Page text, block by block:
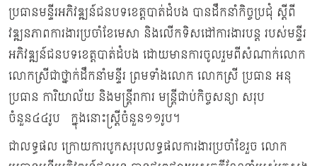
ប្រធានមន្ទីរអភិវឌ្ឍន៍ជនបទខេត្តបាត់ដំបង បានដឹកនាំកិច្ចប្រជុំ ស្តីពី
វឌ្ឍនភាពការងារប្រចាំខែមេសា និងលេីកទិសដៅការងារបន្ត របស់មន្ទីរ
អភិវឌ្ឍន៍ជនបទខេត្តបាត់ដំបង ដោយមានការចូលរួមពីសំណាក់លោក
លោកស្រីជាថ្នាក់ដឹកនាំមន្ទីរ ព្រមទាំងលោក លោកស្រី ប្រធាន អនុ
ប្រធាន ការិយាល័យ និងមន្ត្រីរាការ មន្ត្រីជាប់កិច្ចសន្យា សរុប
ចំនួន៤៤រូប ក្នុងនោះស្ត្រីចំនួន១១រូប។
ជាលទ្ធផល ក្រោយការបូកសរុបលទ្ធផលការងារប្រចាំខែរួច លោក